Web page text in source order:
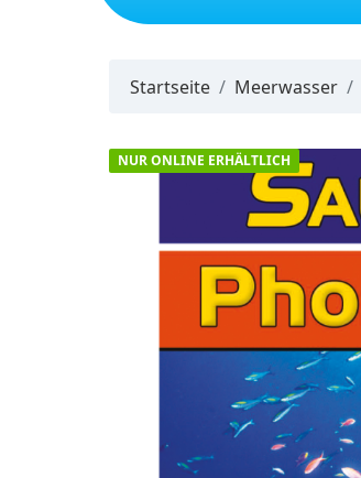
Startseite Meerwasser
NUR ONLINE ERHÄLTLICH